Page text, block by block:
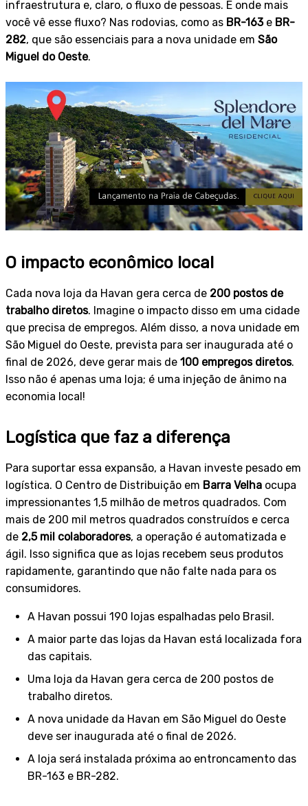
infraestrutura e, claro, o fluxo de pessoas. E onde mais
você vê esse fluxo? Nas rodovias, como as BR-163e BR-
282, que são essenciais para a nova unidade em São
Miguel do Oeste.
O impacto econômico local
Cada nova loja da Havan gera cerca de 200 postos de
trabalho diretos. Imagine o impacto disso em uma cidade
que precisa de empregos. Além disso, a nova unidade em
São Miguel do Oeste, prevista para ser inaugurada até o
final de 2026, deve gerar mais de 100 empregos diretos.
Isso não é apenas uma loja; é uma injeção de ânimo na
economia local!
Logística que faz a diferença
Para suportar essa expansão, a Havan investe pesado em
logística. O Centro de Distribuição em Barra Velha ocupa
impressionantes 1,5 milhão de metros quadrados. Com
mais de 200 mil metros quadrados construídos e cerca
de 2,5 mil colaboradores, a operação é automatizada e
ágil. Isso significa que as lojas recebem seus produtos
rapidamente, garantindo que não falte nada para os
consumidores.
A Havan possui 190 lojas espalhadas pelo Brasil.
A maior parte das lojas da Havan está localizada fora
das capitais.
Uma loja da Havan gera cerca de 200 postos de
trabalho diretos.
A nova unidade da Havan em São Miguel do Oeste
deve ser inaugurada até o final de 2026.
A loja será instalada próxima ao entroncamento das
BR-163 e BR-282.